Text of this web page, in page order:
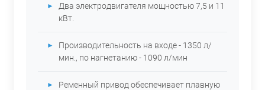
Два электродвигателя мощностью 7,5 и 11
кВт.
Производительность на входе - 1350 л/
мин., по нагнетанию - 1090 л/мин
Ременный привод обеспечивает плавную